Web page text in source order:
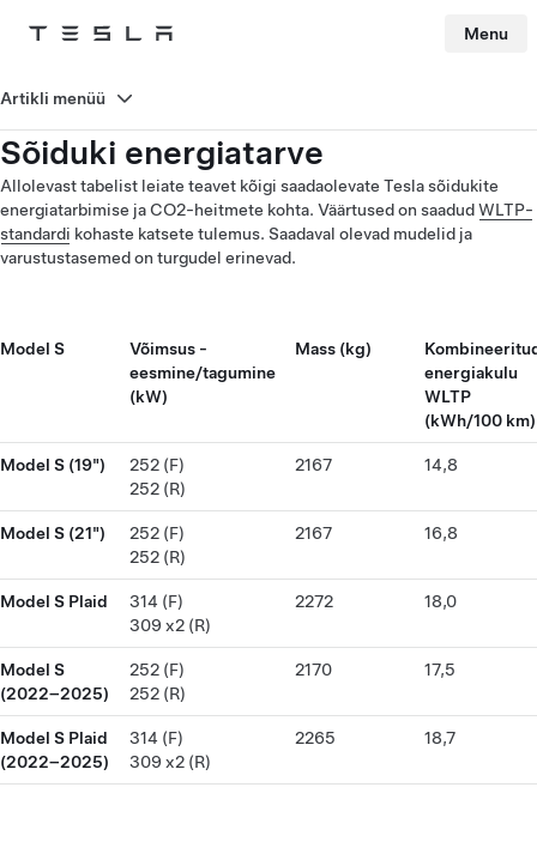
Tesla Menu
Sõiduki energiatarve
Allolevast tabelist leiate teavet kõigi saadaolevate Tesla sõidukite
energiatarbimise ja CO2-heitmete kohta. Väärtused on saadudWLTP-
standardi kohaste katsete tulemus. Saadaval olevad mudelid ja
varustustasemed on turgudel erinevad.
Model S
Võimsus -
eesmine/tagumine
(kW)
Mass (kg)
energiakulu
WLTP
(kWh/100 km)
Model S (19")
252 (F)
252 (R)
2167 14,8
Model S (21")
252 (F)
252 (R)
2167 16,8
Model S Plaid
314 (F)
309 x2 (R)
2272 18,0
Model S
(2022–2025)
252 (F)
252 (R)
2170 17,5
Model S Plaid
(2022–2025)
314 (F)
309 x2 (R)
2265 18,7
Artikli menüü